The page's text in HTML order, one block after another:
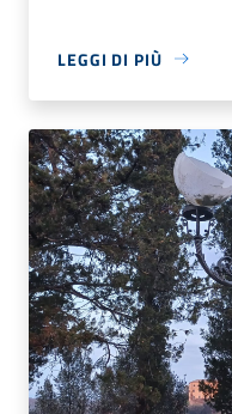
LEGGI DI PIÙ